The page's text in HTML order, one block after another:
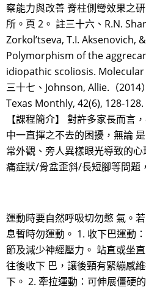
察能力與改善 脊柱側彎效果之
所。頁 2。 註三十六、R.N.
Zorkol’tseva, T.I. Aksenovich,
Polymorphism of the
idiopathic scoliosis. Molecular
三十七、Johnson, Allie.（
Texas Monthly, 42(6), 128-
【課程簡介】 對許多家長而言
中一直揮之不去的困擾，無論
常外觀、旁人異樣眼光導致的
痛症狀/骨盆歪斜/長短腳等問題，
運動時要自然呼吸切勿憋 氣。
息暫時勿運動。 1. 收下巴運動：
節及減少神經壓力。 站直或坐
往後收下 巴，讓後頸有緊繃感
下。 2. 牽拉運動：可伸展僵硬